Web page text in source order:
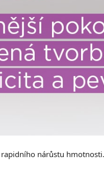
nárůstu hmotnosti.